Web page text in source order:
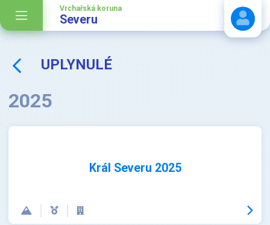
Vrchařská koruna
Severu
UPLYNULÉ
2025
Král Severu 2025